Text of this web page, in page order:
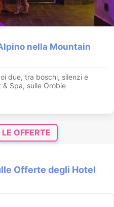
nella Mountain
due, tra boschi, silenzi e
& Spa, sulle Orobie
OFFERTE
Offerte degli Hotel